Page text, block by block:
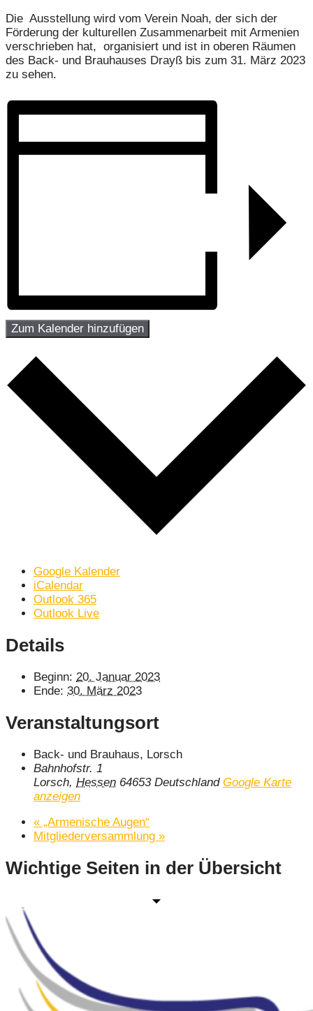
Die Ausstellung wird vom Verein Noah, der sich der
Förderung der kulturellen Zusammenarbeit mit Armenien
verschrieben hat, organisiert und ist in oberen Räumen
des Back- und Brauhauses Drayß bis zum 31. März 2023
zu sehen.
Zum Kalender hinzufügen
Google Kalender
iCalendar
Outlook 365
Outlook Live
Details
Beginn: 20. Januar 2023
Ende: 30. März 2023
Veranstaltungsort
Back- und Brauhaus, Lorsch
Bahnhofstr. 1
Lorsch, Hessen 64653 Deutschland Google Karte
anzeigen
« „Armenische Augen“
Mitgliederversammlung »
Wichtige Seiten in der Übersicht